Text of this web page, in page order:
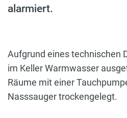
alarmiert.
Aufgrund eines technischen
im Keller Warmwasser
Räume mit einer
Nasssauger trockengelegt.